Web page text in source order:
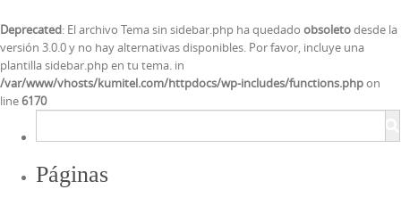
Deprecated: El archivo Tema sin sidebar.php ha quedado obsoletodesde la
versión 3.0.0 y no hay alternativas disponibles. Por favor, incluye una
plantilla sidebar.php en tu tema. in
/var/www/vhosts/kumitel.com/httpdocs/wp-includes/functions.phpon
line6170
Páginas